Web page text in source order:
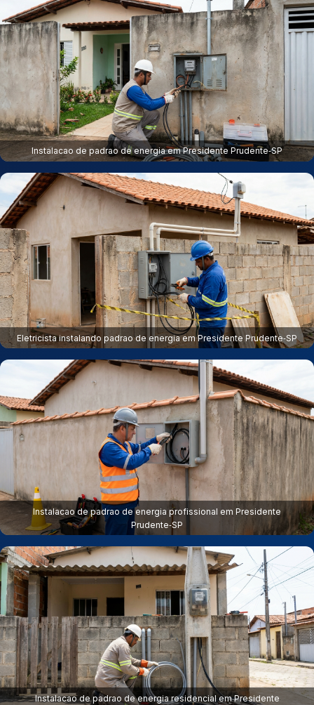
Instalacao de padrao de energia em Presidente Prudente‑SP
Eletricista instalando padrao de energia em Presidente Prudente‑SP
Instalacao de padrao de energia profissional em Presidente
Prudente‑SP
Instalacao de padrao de energia residencial em Presidente